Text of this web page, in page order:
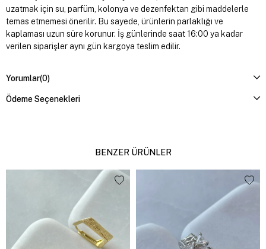
uzatmak için su, parfüm, kolonya ve dezenfektan gibi maddelerle
temas etmemesi önerilir. Bu sayede, ürünlerin parlaklığı ve
kaplaması uzun süre korunur. İş günlerinde saat 16:00 ya kadar
verilen siparişler aynı gün kargoya teslim edilir.
Yorumlar(0)
Ödeme Seçenekleri
BENZER ÜRÜNLER